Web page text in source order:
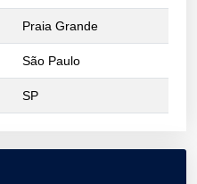
Praia Grande
São Paulo
SP